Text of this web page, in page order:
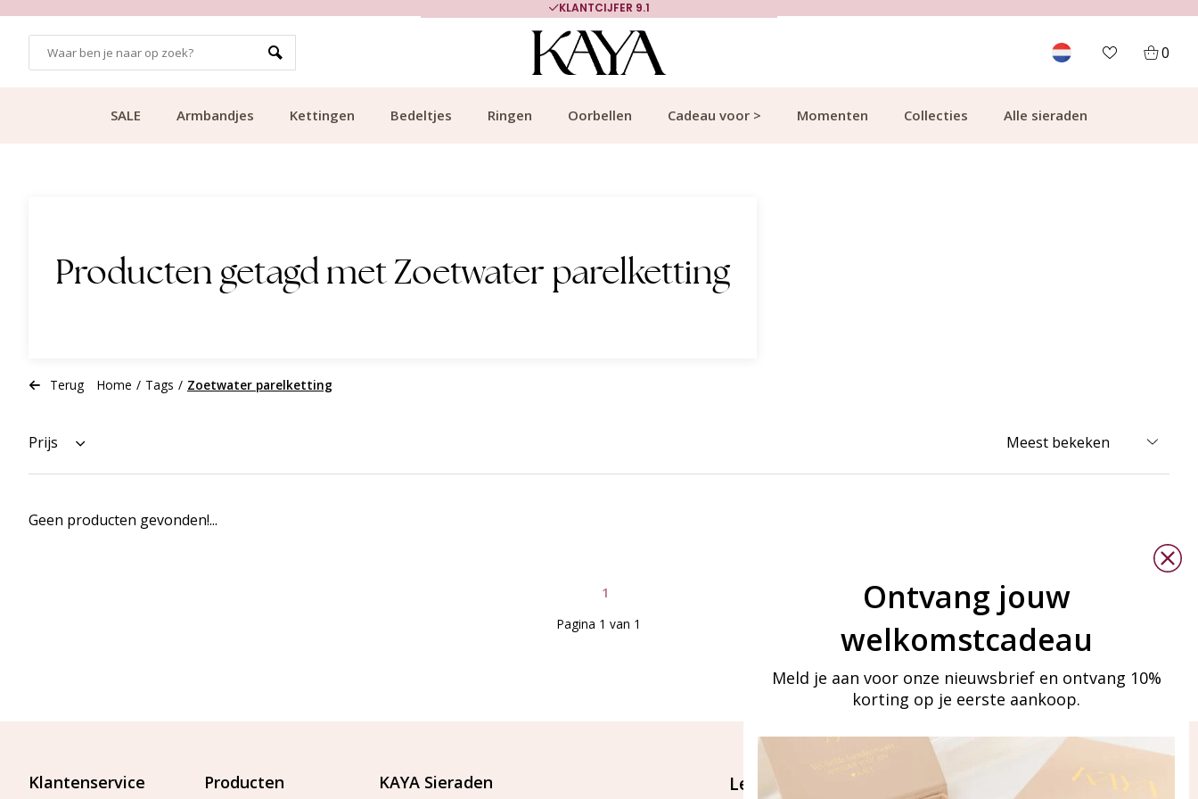
KLANTCIJFER 9.1
0
SALE Armbandjes Kettingen Bedeltjes Ringen Oorbellen Cadeau voor > Momenten Collecties Alle sieraden
Producten getagd met Zoetwater parelketting
Terug Home / Tags / Zoetwater parelketting
Prijs
Geen producten gevonden!...
1
Pagina 1 van 1
Klantenservice Producten KAYA Sieraden Let's stay in touch
Ontvang jouw
welkomstcadeau
Meld je aan voor onze nieuwsbrief en ontvang 10%
korting op je eerste aankoop.